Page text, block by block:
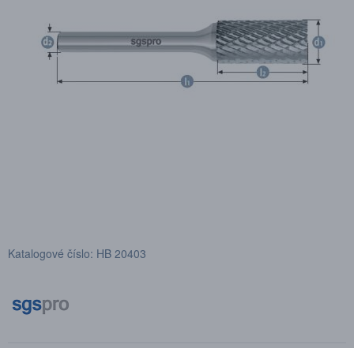
Katalogové číslo: HB 20403